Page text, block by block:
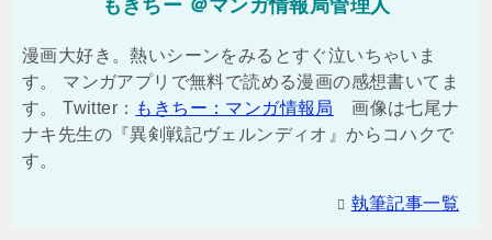
もきちー ＠マンガ情報局管理人
漫画大好き。熱いシーンをみるとすぐ泣いちゃいま
す。 マンガアプリで無料で読める漫画の感想書いてま
す。 Twitter： もきちー：マンガ情報局
画像は七尾ナ
ナキ先生の『異剣戦記ヴェルンディオ』からコハクで
す。
執筆記事一覧